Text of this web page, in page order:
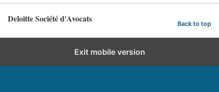
Deloitte Société d'Avocats Back to top
Exit mobile version